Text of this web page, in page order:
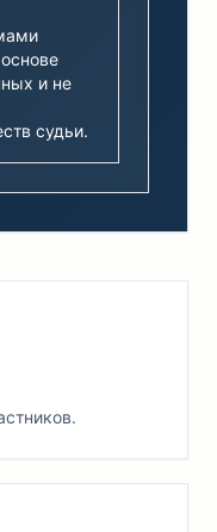
и не
судьи.